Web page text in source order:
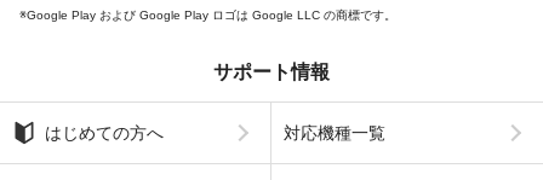
Google Play および Google Play ロゴは Google LLC の商標です。
サポート情報
はじめての方へ 対応機種一覧